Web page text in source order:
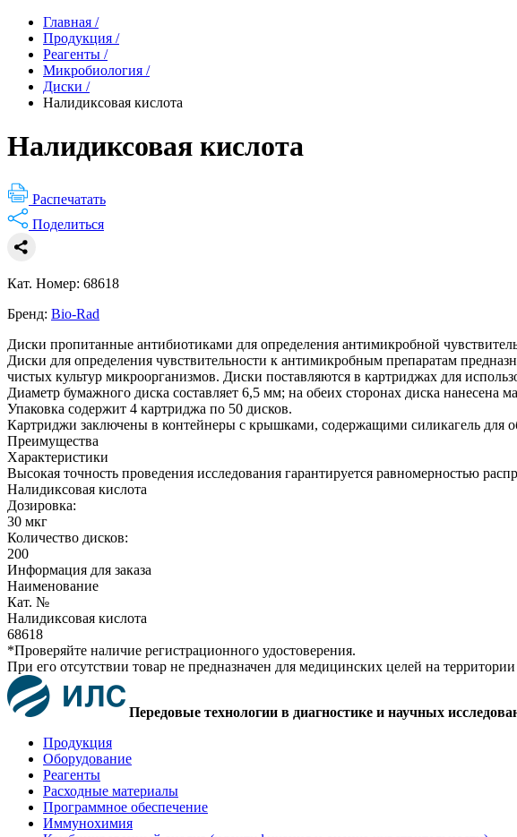
Главная /
Продукция /
Реагенты /
Микробиология /
Диски /
Налидиксовая кислота
Налидиксовая кислота
Распечатать
Поделиться
Кат. Номер: 68618
Бренд: Bio-Rad
Диски пропитанные антибиотиками для определения антимикробной
Диски для определения чувствительности к антимикробным препаратам
чистых культур микроорганизмов. Диски поставляются в картриджах для
Диаметр бумажного диска составляет 6,5 мм; на обеих сторонах диска нанесена
Упаковка содержит 4 картриджа по 50 дисков.
Картриджи заключены в контейнеры с крышками, содержащими силикагель для
Преимущества
Характеристики
Высокая точность проведения исследования гарантируется равномерностью
Налидиксовая кислота
Дозировка:
30 мкг
Количество дисков:
200
Информация для заказа
Наименование
Кат. №
Налидиксовая кислота
68618
*Проверяйте наличие регистрационного удостоверения.
При его отсутствии товар не предназначен для медицинских целей на
Передовые технологии в диагностике и научных
Продукция
Оборудование
Реагенты
Расходные материалы
Программное обеспечение
Иммунохимия